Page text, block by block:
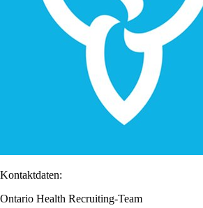
Kontaktdaten:
Ontario Health Recruiting-Team